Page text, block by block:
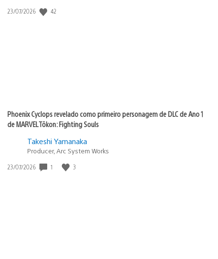
Data
23/07/2026 42
Phoenix Cyclops revelado como primeiro personagem de DLC de Ano 1
de MARVEL Tōkon: Fighting Souls
Takeshi Yamanaka
Producer, Arc System Works
Data
23/07/2026 1 3